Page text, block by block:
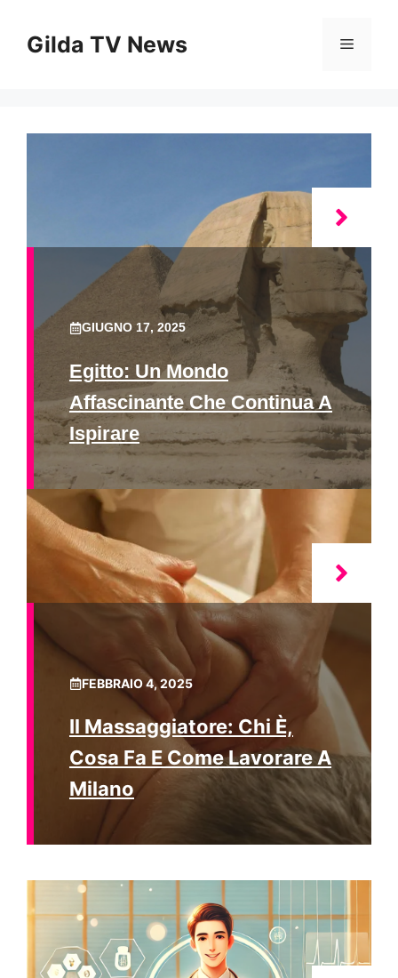
contenuto
Gilda TV News Menu
GIUGNO 17, 2025
Egitto: Un Mondo
Affascinante Che Continua A
Ispirare
FEBBRAIO 4, 2025
Il Massaggiatore: Chi È,
Cosa Fa E Come Lavorare A
Milano